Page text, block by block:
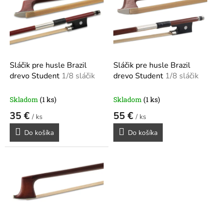
p
dSláčik pre husle Brazil
drevo Student 1/8 sláčik
Skladom (1 ks)
35 € / ks
Do košíka
Sláčik pre husle Brazil
drevo Student 1/8 sláčik
Skladom (1 ks)
55 € / ks
Do košíka